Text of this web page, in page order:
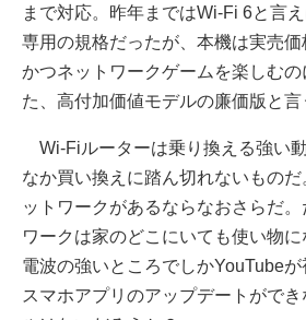
まで対応。昨年まではWi-Fi 6と言
専用の規格だったが、本機は実売価
かつネットワークゲームを楽しむの
た、高付加価値モデルの廉価版と言
Wi-Fiルーターは乗り換える強い
なか買い換えに踏ん切れないもの
ットワークがあるならなおさらだ
ワークは家のどこにいても使い物
電波の強いところでしかYouTubeが
スマホアプリのアップデートがで